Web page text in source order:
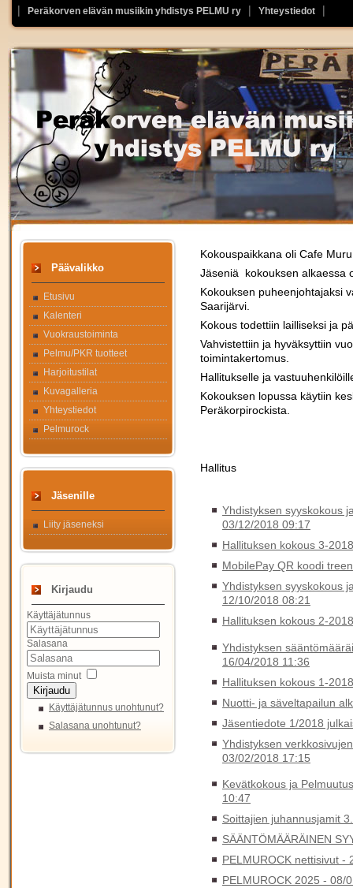
Peräkorven elävän musiikin yhdistys PELMU ry Yhteystiedot
Päävalikko
Etusivu
Kalenteri
Vuokraustoiminta
Pelmu/PKR tuotteet
Harjoitustilat
Kuvagalleria
Yhteystiedot
Pelmurock
Jäsenille
Liity jäseneksi
Kirjaudu
Käyttäjätunnus
Salasana
Muista minut
Kirjaudu
Käyttäjätunnus unohtunut?
Salasana unohtunut?
Kokouspaikkana oli Cafe
Jäseniä kokouksen alkaessa
Kokouksen puheenjohtajaksi
Saarijärvi.
Kokous todettiin lailliseksi ja
Vahvistettiin ja hyväksyttiin
toimintakertomus.
Hallitukselle ja
Kokouksen lopussa käytiin
Peräkorpirockista.
Hallitus
Yhdistyksen syyskokous
03/12/2018 09:17
Hallituksen kokous 3-
MobilePay QR koodi
Yhdistyksen syyskokous
12/10/2018 08:21
Hallituksen kokous 2-
Yhdistyksen
16/04/2018 11:36
Hallituksen kokous 1-
Nuotti- ja säveltapailun
Jäsentiedote 1/2018
Yhdistyksen
03/02/2018 17:15
Kevätkokous ja
10:47
Soittajien juhannusjamit
SÄÄNTÖMÄÄRÄINEN
PELMUROCK nettisivut -
PELMUROCK 2025 - 08/